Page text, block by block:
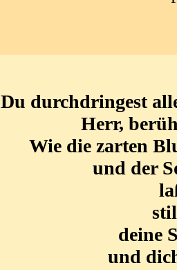
Du durchdringest
Herr,
Wie die zarten
und der
deine
und